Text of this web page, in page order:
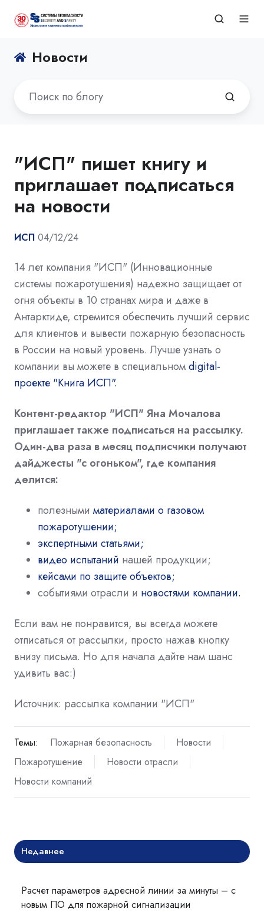
Новости
"ИСП" пишет книгу и
приглашает подписаться
на новости
ИСП 04/12/24
14 лет компания "ИСП" (Инновационные
системы пожаротушения) надежно защищает от
огня объекты в 10 странах мира и даже в
Антарктиде, стремится обеспечить лучший сервис
для клиентов и вывести пожарную безопасность
в России на новый уровень. Лучше узнать о
компании вы можете в специальномdigital-
проекте "Книга ИСП".
Контент-редактор "ИСП" Яна Мочалова
приглашает также подписаться на рассылку.
Один-два раза в месяц подписчики получают
дайджесты "с огоньком", где компания
делится:
полезными материалами о газовом
пожаротушении;
экспертными статьями;
видео испытаний нашей продукции;
кейсами по защите объектов;
событиями отрасли и новостями компании.
Если вам не понравится, вы всегда можете
отписаться от рассылки, просто нажав кнопку
внизу письма. Но для начала дайте нам шанс
удивить вас:)
Источник: рассылка компании "ИСП"
Темы: Пожарная безопасность
Новости
Пожаротушение
Новости отрасли
Новости компаний
Недавнее
Расчет параметров адресной линии за минуты – с
новым ПО для пожарной сигнализации